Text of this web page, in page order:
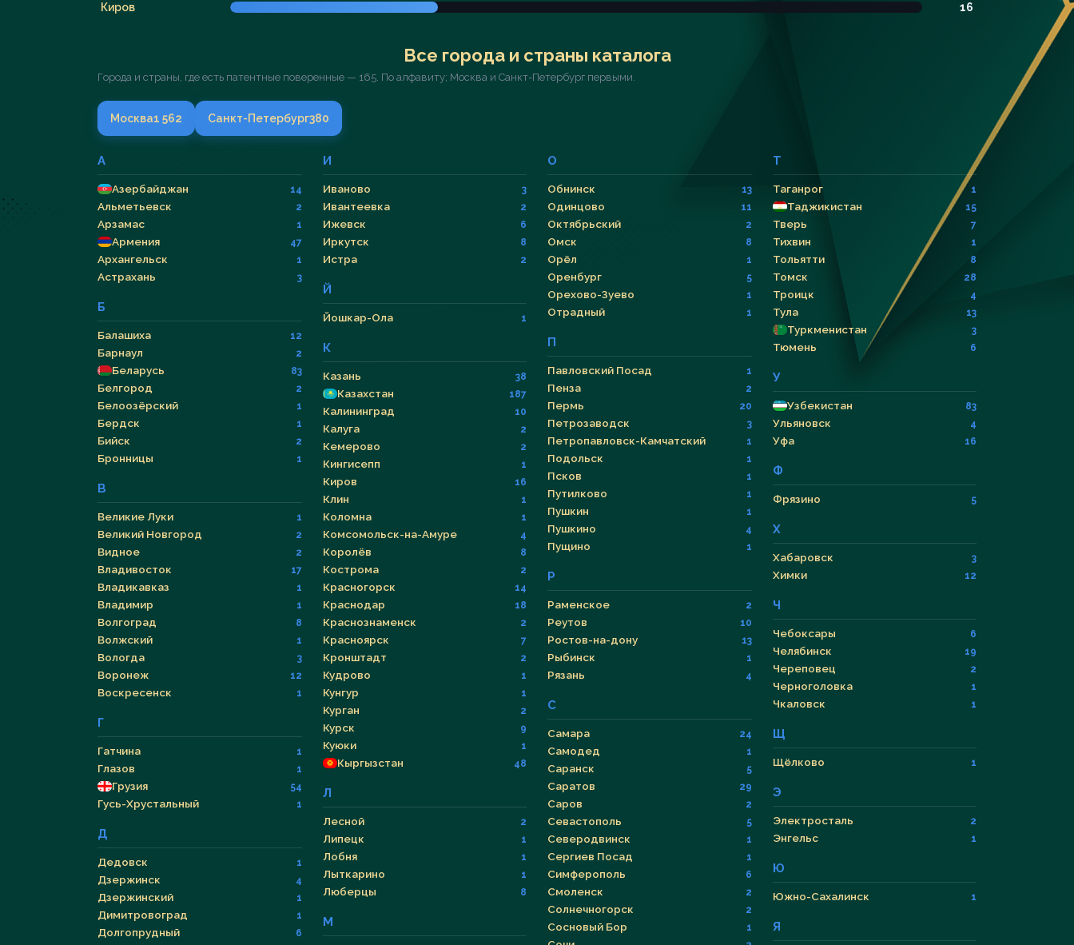
Киров
16
Все города и страны каталога
Города и страны, где есть патентные поверенные — 165. По алфавиту; Москва и Санкт-Петербург первыми.
Москва1 562 Санкт-Петербург380
А
Азербайджан 14
Альметьевск 2
Арзамас 1
Армения 47
Архангельск 1
Астрахань 3
Б
Балашиха 12
Барнаул 2
Беларусь 83
Белгород 2
Белоозёрский 1
Бердск 1
Бийск 2
Бронницы 1
В
Великие Луки 1
Великий Новгород 2
Видное 2
Владивосток 17
Владикавказ 1
Владимир 1
Волгоград 8
Волжский 1
Вологда 3
Воронеж 12
Воскресенск 1
Г
Гатчина 1
Глазов 1
Грузия 54
Гусь-Хрустальный 1
Д
Дедовск 1
Дзержинск 4
Дзержинский 1
Димитровоград 1
Долгопрудный 6
И
Иваново 3
Ивантеевка 2
Ижевск 6
Иркутск 8
Истра 2
Й
Йошкар-Ола 1
К
Казань 38
Казахстан 187
Калининград 10
Калуга 2
Кемерово 2
Кингисепп 1
Киров 16
Клин 1
Коломна 1
Комсомольск-на-Амуре 4
Королёв 8
Кострома 2
Красногорск 14
Краснодар 18
Краснознаменск 2
Красноярск 7
Кронштадт 2
Кудрово 1
Кунгур 1
Курган 2
Курск 9
Куюки 1
Кыргызстан 48
Л
Лесной 2
Липецк 1
Лобня 1
Лыткарино 1
Люберцы 8
М
О
Обнинск 13
Одинцово 11
Октябрьский 2
Омск 8
Орёл 1
Оренбург 5
Орехово-Зуево 1
Отрадный 1
П
Павловский Посад 1
Пенза 2
Пермь 20
Петрозаводск 3
Петропавловск-Камчатский 1
Подольск 1
Псков 1
Путилково 1
Пушкин 1
Пушкино 4
Пущино 1
Р
Раменское 2
Реутов 10
Ростов-на-дону 13
Рыбинск 1
Рязань 4
С
Самара 24
Самодед 1
Саранск 5
Саратов 29
Саров 2
Севастополь 5
Северодвинск 1
Сергиев Посад 1
Симферополь 6
Смоленск 2
Солнечногорск 2
Сосновый Бор 1
Т
Таганрог 1
Таджикистан 15
Тверь 7
Тихвин 1
Тольятти 8
Томск 28
Троицк 4
Тула 13
Туркменистан 3
Тюмень 6
У
Узбекистан 83
Ульяновск 4
Уфа 16
Ф
Фрязино 5
Х
Хабаровск 3
Химки 12
Ч
Чебоксары 6
Челябинск 19
Череповец 2
Черноголовка 1
Чкаловск 1
Щ
Щёлково 1
Э
Электросталь 2
Энгельс 1
Ю
Южно-Сахалинск 1
Я